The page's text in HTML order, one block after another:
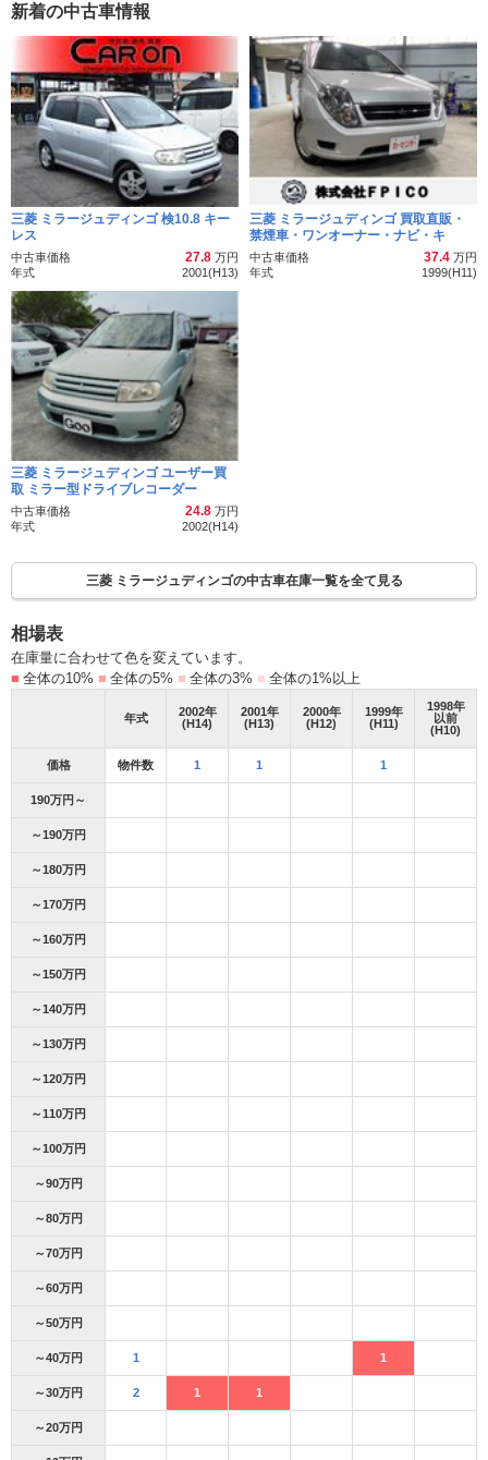
新着の中古車情報
三菱 ミラージュディンゴ 検10.8 キー
レス
中古車価格 27.8 万円
年式
2001(H13)
三菱 ミラージュディンゴ 買取直販・
禁煙車・ワンオーナー・ナビ・キ
中古車価格 37.4 万円
年式
1999(H11)
三菱 ミラージュディンゴ ユーザー買
取 ミラー型ドライブレコーダー
中古車価格 24.8 万円
年式
2002(H14)
三菱 ミラージュディンゴの中古車在庫一覧を全て見る
相場表
在庫量に合わせて色を変えています。
■ 全体の10% ■ 全体の5% ■ 全体の3% ■ 全体の1%以上
年式 2002年
(H14)
2001 年
(H13)
2000年
(H12)
1999年
(H11)
1998年
以前
(H10)
価格 物件数 1 1 1
190万円～
～190万円
～180万円
～170万円
～160万円
～150万円
～140万円
～130万円
～120万円
～110万円
～100万円
～90万円
～80万円
～70万円
～60万円
～50万円
～40万円 1 1
～30万円 2 1 1
～20万円